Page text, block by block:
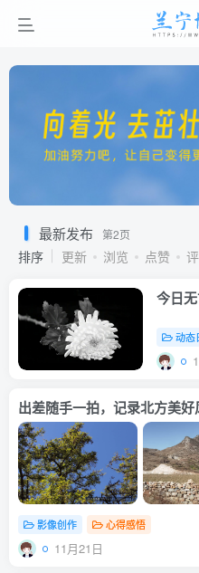
最新发布 第2页
排序 更新 浏览 点赞
今日无
动态
出差随手一拍，记录北方美好
影像创作 心得感悟
11月21日